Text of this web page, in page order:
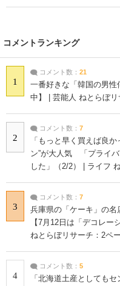
コメントランキング
1
コメント数： 21
一番好きな「韓国の男
中】 | 芸能人 ねとらぼリ
2
コメント数： 7
「もっと早く買えば良
ン”が大人気 「プライ
した」（2/2） | ライフ
3
コメント数： 7
兵庫県の「ケーキ」の
【7月12日は「デコレー
ねとらぼリサーチ：2ペ
4
コメント数： 5
「北海道土産としても